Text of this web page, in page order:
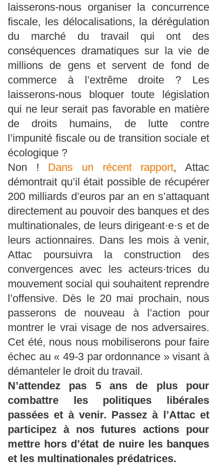
laisserons-nous organiser la concurrence
fiscale, les délocalisations, la dérégulation
du marché du travail qui ont des
conséquences dramatiques sur la vie de
millions de gens et servent de fond de
commerce à l’extrême droite ? Les
laisserons-nous bloquer toute législation
qui ne leur serait pas favorable en matière
de droits humains, de lutte contre
l’impunité fiscale ou de transition sociale et
écologique ?
Non ! Dans un récent rapport, Attac
démontrait qu’il était possible de récupérer
200 milliards d’euros par an en s’attaquant
directement au pouvoir des banques et des
multinationales, de leurs dirigeant·e·s et de
leurs actionnaires. Dans les mois à venir,
Attac poursuivra la construction des
convergences avec les acteurs·trices du
mouvement social qui souhaitent reprendre
l’offensive. Dès le 20 mai prochain, nous
passerons de nouveau à l’action pour
montrer le vrai visage de nos adversaires.
Cet été, nous nous mobiliserons pour faire
échec au « 49-3 par ordonnance » visant à
démanteler le droit du travail.
N’attendez pas 5 ans de plus pour
combattre les politiques libérales
passées et à venir. Passez à l’Attac et
participez à nos futures actions pour
mettre hors d’état de nuire les banques
et les multinationales prédatrices.